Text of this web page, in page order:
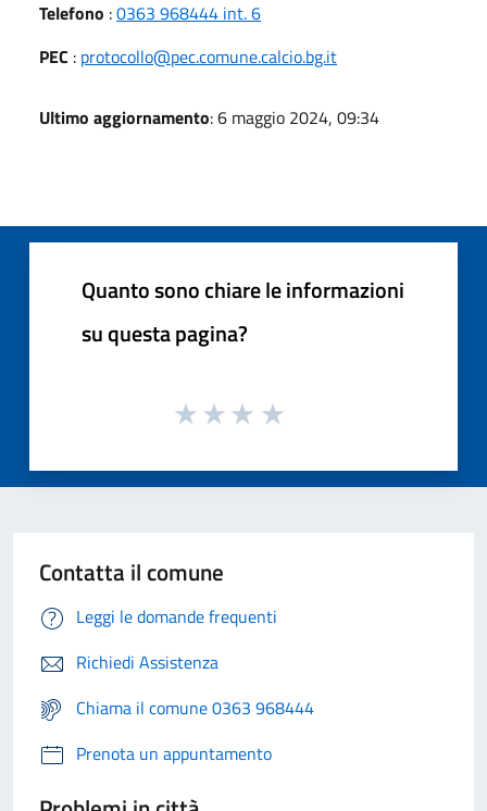
Telefono :0363 968444 int. 6
PEC : protocollo@pec.comune.calcio.bg.it
Ultimo aggiornamento: 6 maggio 2024, 09:34
Quanto sono chiare le informazioni
su questa pagina?
Contatta il comune
Leggi le domande frequenti
Richiedi Assistenza
Chiama il comune 0363 968444
Prenota un appuntamento